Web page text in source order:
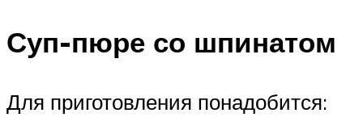
Суп-пюре со шпинатом
Для приготовления понадобится: